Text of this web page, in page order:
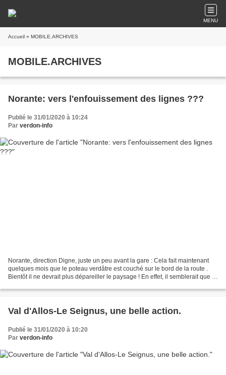
MENU
Accueil » MOBILE.ARCHIVES
MOBILE.ARCHIVES
Norante: vers l'enfouissement des lignes ???
Publié le 31/01/2020 à 10:24
Par verdon-info
Norante, direction Digne, juste un peu avant la gare : Cela fait maintenant
quelques mois que le poteau verdâtre est couché sur le bord de la route .
Bientôt il ne devrait plus dépareiller le paysage ! En effet, il semblerait que le
Val d'Allos-Le Seignus, une belle action.
Publié le 31/01/2020 à 10:20
Par verdon-info